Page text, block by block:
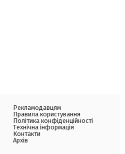
Рекламодавцям
Правила користування
Політика конфіденційності
Технічна інформація
Контакти
Архів